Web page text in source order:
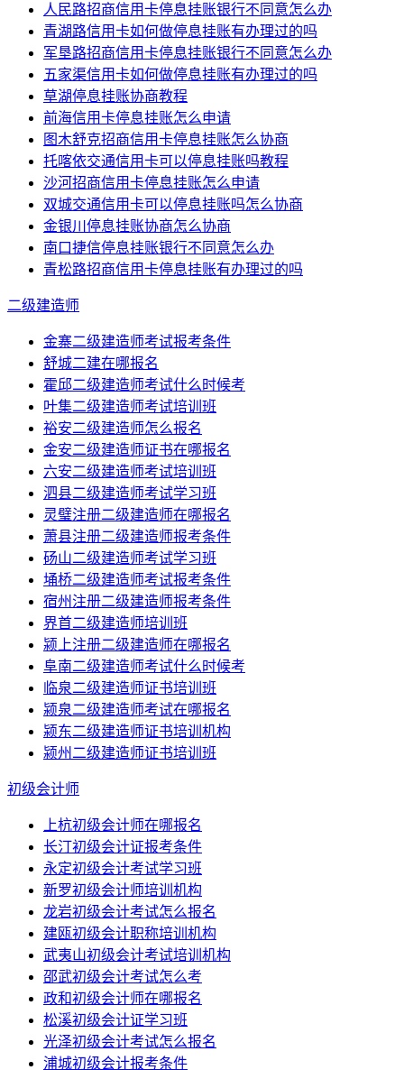
人民路招商信用卡停息挂账银行不同意怎么办
青湖路信用卡如何做停息挂账有办理过的吗
军垦路招商信用卡停息挂账银行不同意怎么办
五家渠信用卡如何做停息挂账有办理过的吗
草湖停息挂账协商教程
前海信用卡停息挂账怎么申请
图木舒克招商信用卡停息挂账怎么协商
托喀依交通信用卡可以停息挂账吗教程
沙河招商信用卡停息挂账怎么申请
双城交通信用卡可以停息挂账吗怎么协商
金银川停息挂账协商怎么协商
南口捷信停息挂账银行不同意怎么办
青松路招商信用卡停息挂账有办理过的吗
二级建造师
金寨二级建造师考试报考条件
舒城二建在哪报名
霍邱二级建造师考试什么时候考
叶集二级建造师考试培训班
裕安二级建造师怎么报名
金安二级建造师证书在哪报名
六安二级建造师考试培训班
泗县二级建造师考试学习班
灵璧注册二级建造师在哪报名
萧县注册二级建造师报考条件
砀山二级建造师考试学习班
埇桥二级建造师考试报考条件
宿州注册二级建造师报考条件
界首二级建造师培训班
颍上注册二级建造师在哪报名
阜南二级建造师考试什么时候考
临泉二级建造师证书培训班
颍泉二级建造师考试在哪报名
颍东二级建造师证书培训机构
颍州二级建造师证书培训班
初级会计师
上杭初级会计师在哪报名
长汀初级会计证报考条件
永定初级会计考试学习班
新罗初级会计师培训机构
龙岩初级会计考试怎么报名
建瓯初级会计职称培训机构
武夷山初级会计考试培训机构
邵武初级会计考试怎么考
政和初级会计师在哪报名
松溪初级会计证学习班
光泽初级会计考试怎么报名
浦城初级会计报考条件